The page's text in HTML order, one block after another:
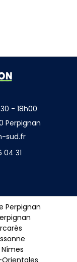
- 18h00
Perpignan
sud.fr
31
Perpignan